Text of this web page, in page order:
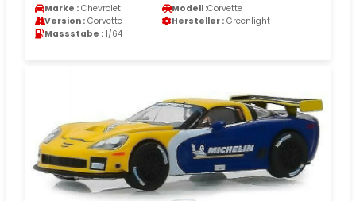
Marke : Chevrolet Modell :Corvette
Version : Corvette Hersteller : Greenlight
Massstabe : 1/64